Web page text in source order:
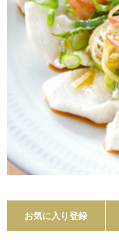
お気に入り登録